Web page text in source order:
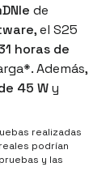
de
, el S25
horas de
Además,
45 Wy
realizadas
podrían
y las